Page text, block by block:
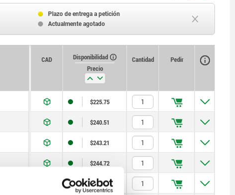
Plazo de entrega a petición
Actualmente agotado
CAD
Disponibilidad
Precio
Cantidad Pedir
$225.75
$240.51
$243.21
$244.72
$253.15